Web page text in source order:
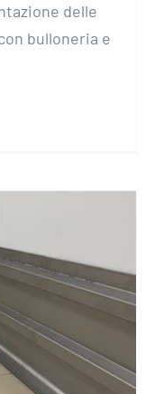
delle
bulloneria e
acciaio